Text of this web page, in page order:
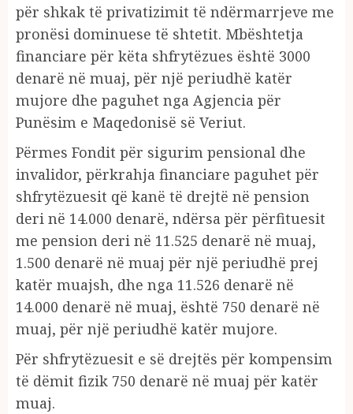
për shkak të privatizimit të ndërmarrjeve me
pronësi dominuese të shtetit. Mbështetja
financiare për këta shfrytëzues është 3000
denarë në muaj, për një periudhë katër
mujore dhe paguhet nga Agjencia për
Punësim e Maqedonisë së Veriut.
Përmes Fondit për sigurim pensional dhe
invalidor, përkrahja financiare paguhet për
shfrytëzuesit që kanë të drejtë në pension
deri në 14.000 denarë, ndërsa për përfituesit
me pension deri në 11.525 denarë në muaj,
1.500 denarë në muaj për një periudhë prej
katër muajsh, dhe nga 11.526 denarë në
14.000 denarë në muaj, është 750 denarë në
muaj, për një periudhë katër mujore.
Për shfrytëzuesit e së drejtës për kompensim
të dëmit fizik 750 denarë në muaj për katër
muaj.